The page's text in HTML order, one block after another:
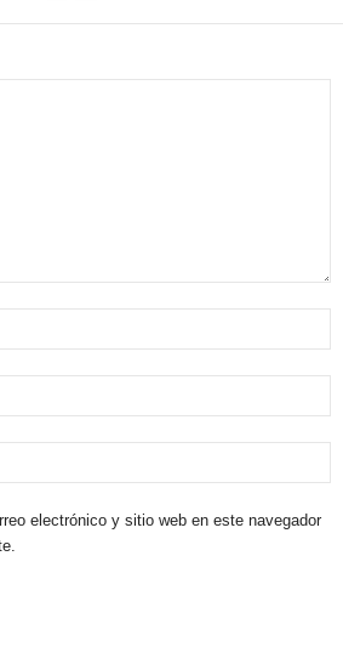
electrónico y sitio web en este navegador